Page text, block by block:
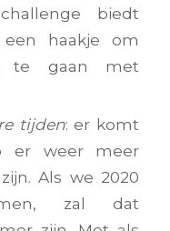
biedt
haakje om
te gaan met
tijden: er komt
er weer meer
Als we 2020
zal dat